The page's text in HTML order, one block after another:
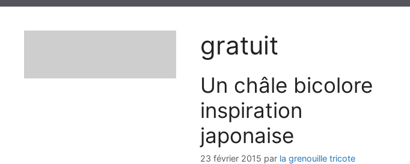
gratuit
Un châle bicolore
inspiration
japonaise
23 février 2015 par la grenouille tricote